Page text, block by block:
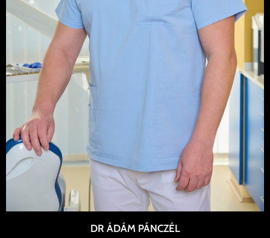
DR ÁDÁM PÁNCZÉL